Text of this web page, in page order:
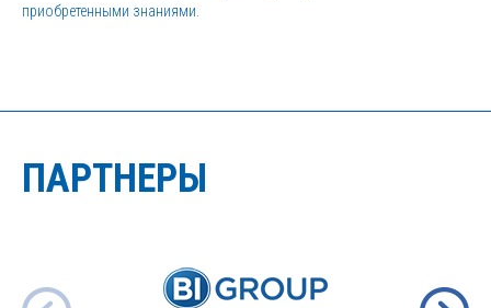
приобретенными знаниями.
ПАРТНЕРЫ